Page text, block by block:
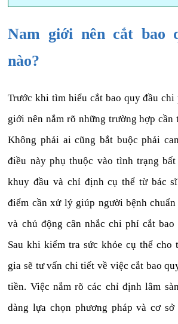
Nam giới nên cắt bao
nào?
Trước khi tìm hiểu cắt bao quy đầu chi
giới nên nắm rõ những trường hợp cần
Không phải ai cũng bắt buộc phải
điều này phụ thuộc vào tình trạng
khuy đầu và chỉ định cụ thể từ bác
điểm cần xử lý giúp người bệnh
và chủ động cân nhắc chi phí cắt
Sau khi kiểm tra sức khỏe cụ thể cho
gia sẽ tư vấn chi tiết về việc cắt bao
tiền. Việc nắm rõ các chỉ định lâm
dàng lựa chọn phương pháp và cơ